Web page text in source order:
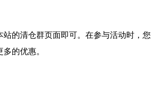
的清仓群页面即可。在参与活动时，您
的优惠。